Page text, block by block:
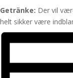
Getränke: Der vil
helt sikker være